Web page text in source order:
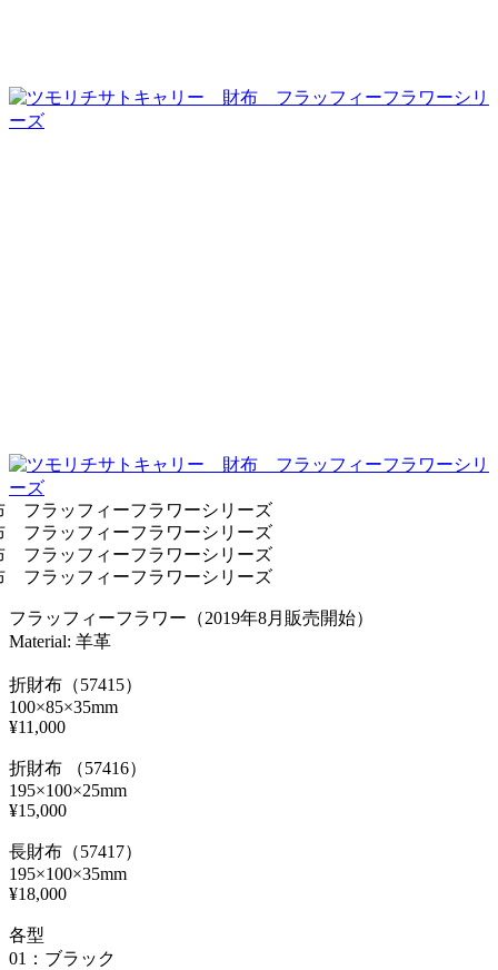
フラッフィーフラワー（2019年8月販売開始）
Material: 羊革
折財布（57415）
100×85×35mm
¥11,000
折財布 （57416）
195×100×25mm
¥15,000
長財布（57417）
195×100×35mm
¥18,000
各型
01：ブラック